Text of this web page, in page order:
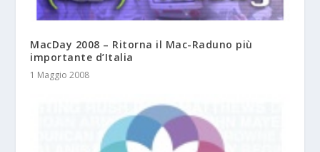
MacDay 2008 – Ritorna il Mac-Raduno più
importante d’Italia
1 Maggio 2008